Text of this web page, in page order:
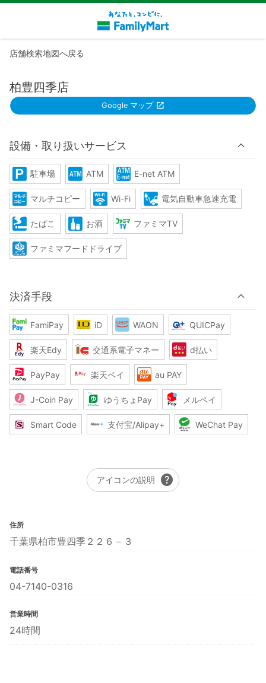
店舗検索地図へ戻る
柏豊四季店
Google マップ
設備・取り扱いサービス
駐車場 ATM E-net ATM
マルチコピー Wi-Fi 電気自動車急速充電
たばこ お酒 ファミマTV
ファミマフードドライブ
決済手段
FamiPay iD WAON QUICPay
楽天Edy 交通系電子マネー d払い
PayPay 楽天ペイ au PAY
J-Coin Pay ゆうちょPay メルペイ
Smart Code 支付宝/Alipay+ WeChat Pay
アイコンの説明 help
住所
千葉県柏市豊四季２２６－３
電話番号
04-7140-0316
営業時間
24時間